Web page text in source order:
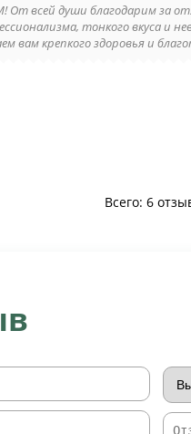
От всей души благодарим за
тонкого вкуса и
вам крепкого здоровья и
Всего: 6